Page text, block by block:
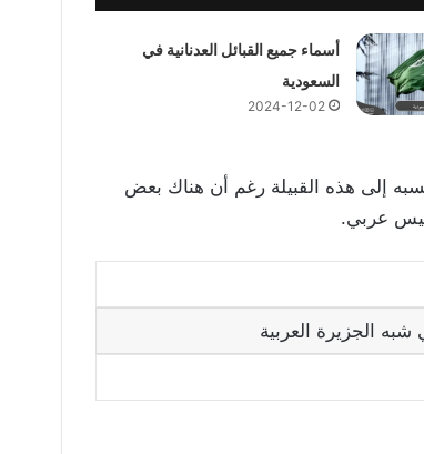
أسماء جميع القبائل العدنانية في
السعودية
2024-12-02
إلى هذه القبيلة رغم أن هناك بعض
عربي.
الجزيرة العربية